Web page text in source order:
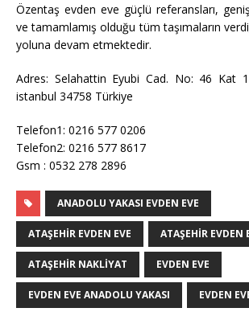
Özentaş evden eve güçlü referansları,
ve tamamlamış olduğu tüm taşımaların
yoluna devam etmektedir.
Adres: Selahattin Eyubi Cad. No: 46 Kat
istanbul 34758 Türkiye
Telefon1: 0216 577 0206
Telefon2: 0216 577 8617
Gsm : 0532 278 2896
ANADOLU YAKASI EVDEN EVE
ATAŞEHIR EVDEN EVE ATAŞEHIR EVDEN
ATAŞEHIR NAKLIYAT EVDEN EVE
EVDEN EVE ANADOLU YAKASI EVDEN